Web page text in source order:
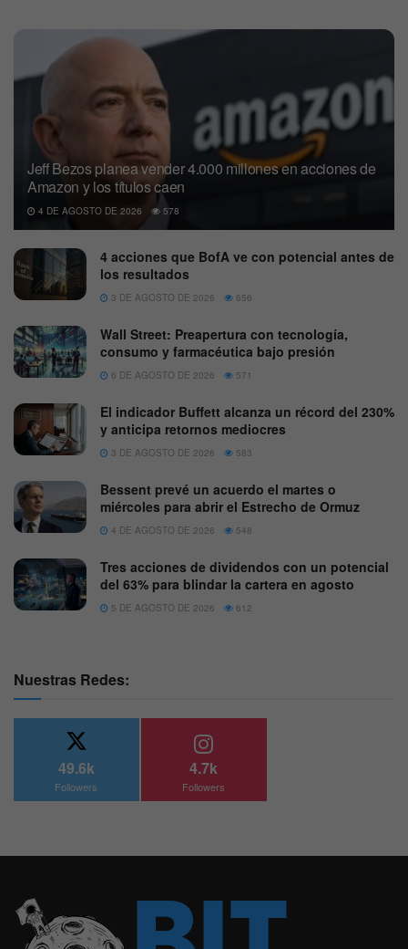
Jeff Bezos planea vender 4.000 millones en acciones de
Amazon y los títulos caen
4 DE AGOSTO DE 2026 578
4 acciones que BofA ve con potencial antes de
los resultados
3 DE AGOSTO DE 2026 656
Wall Street: Preapertura con tecnología,
consumo y farmacéutica bajo presión
6 DE AGOSTO DE 2026 571
El indicador Buffett alcanza un récord del 230%
y anticipa retornos mediocres
3 DE AGOSTO DE 2026 583
Bessent prevé un acuerdo el martes o
miércoles para abrir el Estrecho de Ormuz
4 DE AGOSTO DE 2026 548
Tres acciones de dividendos con un potencial
del 63% para blindar la cartera en agosto
5 DE AGOSTO DE 2026 612
Nuestras Redes:
49.6k
Followers
4.7k
Followers